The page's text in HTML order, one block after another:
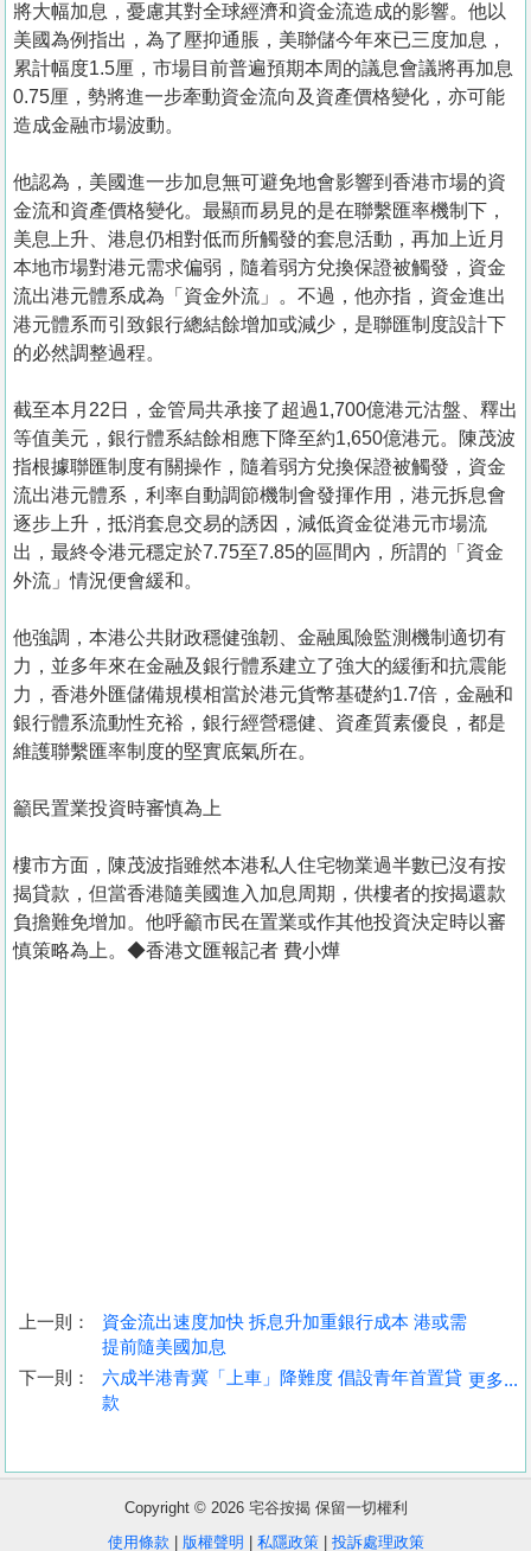
收
盤
將大幅加息，憂慮其對全球經濟和資金流造成的影響。他以
美國為例指出，為了壓抑通脹，美聯儲今年來已三度加息，
累計幅度1.5厘，市場目前普遍預期本周的議息會議將再加息
0.75厘，勢將進一步牽動資金流向及資產價格變化，亦可能
造成金融市場波動。
他認為，美國進一步加息無可避免地會影響到香港市場的資
金流和資產價格變化。最顯而易見的是在聯繫匯率機制下，
美息上升、港息仍相對低而所觸發的套息活動，再加上近月
本地市場對港元需求偏弱，隨着弱方兌換保證被觸發，資金
流出港元體系成為「資金外流」。不過，他亦指，資金進出
港元體系而引致銀行總結餘增加或減少，是聯匯制度設計下
的必然調整過程。
截至本月22日，金管局共承接了超過1,700億港元沽盤、釋出
等值美元，銀行體系結餘相應下降至約1,650億港元。陳茂波
指根據聯匯制度有關操作，隨着弱方兌換保證被觸發，資金
流出港元體系，利率自動調節機制會發揮作用，港元拆息會
逐步上升，抵消套息交易的誘因，減低資金從港元市場流
出，最終令港元穩定於7.75至7.85的區間內，所謂的「資金
外流」情況便會緩和。
他強調，本港公共財政穩健強韌、金融風險監測機制適切有
力，並多年來在金融及銀行體系建立了強大的緩衝和抗震能
力，香港外匯儲備規模相當於港元貨幣基礎約1.7倍，金融和
銀行體系流動性充裕，銀行經營穩健、資產質素優良，都是
維護聯繫匯率制度的堅實底氣所在。
籲民置業投資時審慎為上
樓市方面，陳茂波指雖然本港私人住宅物業過半數已沒有按
揭貸款，但當香港隨美國進入加息周期，供樓者的按揭還款
負擔難免增加。他呼籲市民在置業或作其他投資決定時以審
慎策略為上。◆香港文匯報記者 費小燁
上一則：
資金流出速度加快 拆息升加重銀行成本 港或需
提前隨美國加息
下一則：
六成半港青冀「上車」降難度 倡設青年首置貸
款
更多...
Copyright © 2026 宅谷按揭 保留一切權利
使用條款
版權聲明 私隱政策| 投訴處理政策